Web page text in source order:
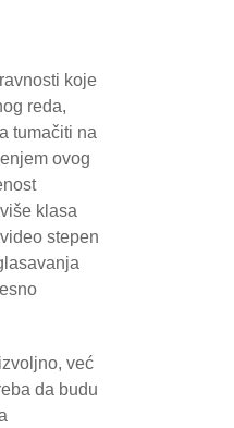
koje
reda,
tumačiti na
ovog
klasa
stepen
već
da budu